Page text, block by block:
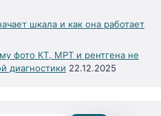
шкала и как она работает
фото КТ, МРТ и рентгена не
диагностики 22.12.2025